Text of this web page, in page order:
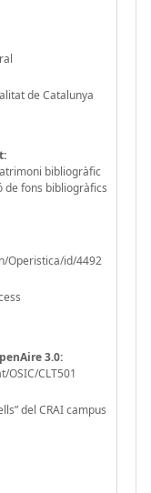
de Catalunya
bibliogràfic
de fons bibliogràfics
Operistica/id/4492
3.0:
CLT501
del CRAI campus